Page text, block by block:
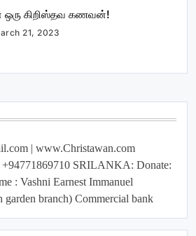
ஒரு கிறிஸ்தவ கணவன்!
21, 2023
| www.Christawan.com
+94771869710 SRILANKA: Donate:
: Vashni Earnest Immanuel
garden branch) Commercial bank